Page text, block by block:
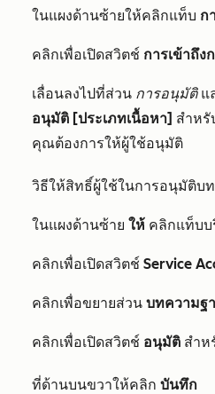
ในแผงด้านซ้ายให้คลิกแท็บ ก
คลิกเพื่อเปิดสวิตช์ การเข้าถึง
เลื่อนลงไปที่ส่วน การอนุมัติแ
อนุมัติ [ประเภทเนื้อหา] สำหรั
คุณต้องการให้ผู้ใช้อนุมัติ
วิธีให้สิทธิ์ผู้ใช้ในการอนุมัติบ
ในแผงด้านซ้าย ให้ คลิกแท็บบ
คลิกเพื่อเปิดสวิตช์ Service
คลิกเพื่อขยายส่วน บทความฐ
คลิกเพื่อเปิดสวิตช์ อนุมัติ สำห
ที่ด้านบนขวาให้คลิก บันทึก